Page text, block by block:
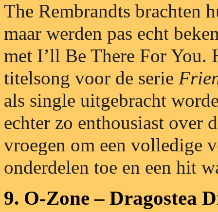
The Rembrandts brachten
maar werden pas echt
met I’ll Be There For You.
titelsong voor de serie
als single uitgebracht
echter zo enthousiast over
vroegen om een volledige
onderdelen toe en een hit
9. O-Zone – Dragostea